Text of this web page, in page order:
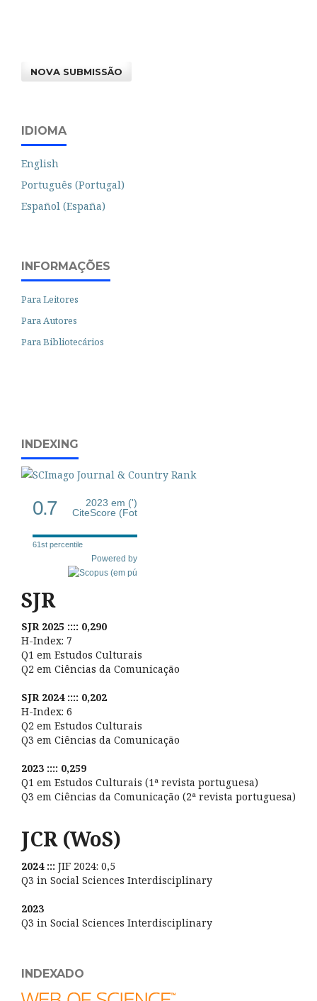
NOVA SUBMISSÃO
IDIOMA
English
Português (Portugal)
Español (España)
INFORMAÇÕES
Para Leitores
Para Autores
Para Bibliotecários
INDEXING
0.7
2023 em (')
CiteScore (Fot
61st percentile
Powered by
SJR
SJR 2025 :::: 0,290
H-Index: 7
Q1 em Estudos Culturais
Q2 em Ciências da Comunicação
SJR 2024 :::: 0,202
H-Index: 6
Q2 em Estudos Culturais
Q3 em Ciências da Comunicação
2023 :::: 0,259
Q1 em Estudos Culturais (1ª revista portuguesa)
Q3 em Ciências da Comunicação (2ª revista portuguesa)
JCR (WoS)
2024 ::: JIF 2024: 0,5
Q3 in Social Sciences Interdisciplinary
2023
Q3 in Social Sciences Interdisciplinary
INDEXADO